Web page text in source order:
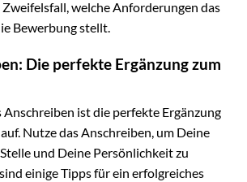
welche Anforderungen das
Bewerbung stellt.
Die perfekte Ergänzung zum
Anschreiben ist die perfekte Ergänzung
Nutze das Anschreiben, um Deine
und Deine Persönlichkeit zu
einige Tipps für ein erfolgreiches